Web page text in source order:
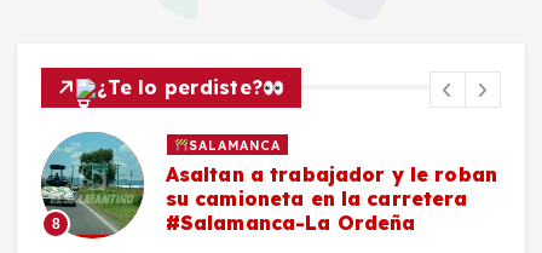
¿Te lo perdiste?
8
SALAMANCA
Asaltan a trabajador y le roban
su camioneta en la carretera
#Salamanca-La Ordeña